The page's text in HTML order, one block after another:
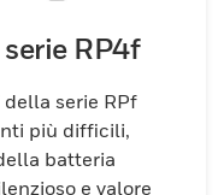
RP4f
serie RPf
più difficili,
batteria
e valore